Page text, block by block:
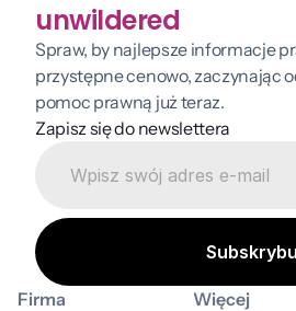
unwildered
Spraw, by najlepsze informacje
przystępne cenowo, zaczynając
pomoc prawną już teraz.
Zapisz się do newslettera
Firma
Więcej